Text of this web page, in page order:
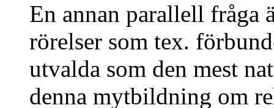
En annan parallell fråga
rörelser som tex.
utvalda som den mest
denna mytbildning om